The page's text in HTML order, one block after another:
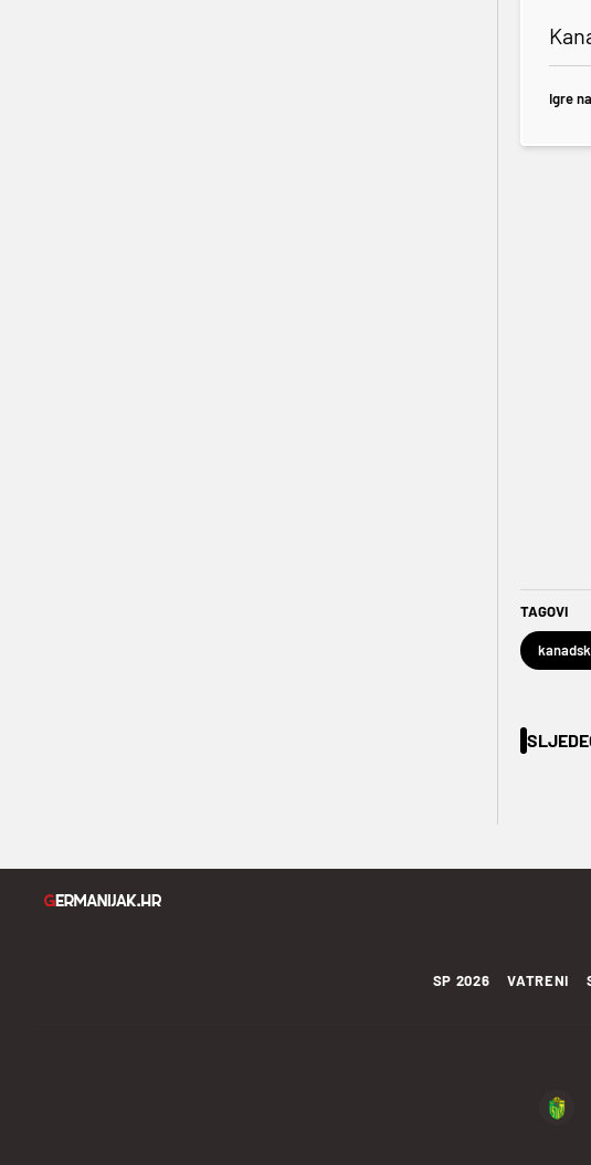
Igre
TAGOVI
SP 2026 VATRENI